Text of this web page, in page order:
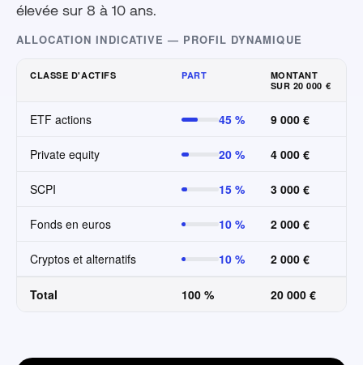
élevée sur 8 à 10 ans.
ALLOCATION INDICATIVE — PROFIL DYNAMIQUE
CLASSE D'ACTIFS PART
MONTANT
SUR 20 000 €
ETF actions 45 % 9 000 €
Private equity 20 % 4 000 €
SCPI 15 % 3 000 €
Fonds en euros 10 % 2 000 €
Cryptos et alternatifs 10 % 2 000 €
Total 100 % 20 000 €